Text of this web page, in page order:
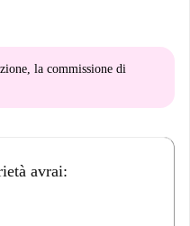
la commissione di
avrai: